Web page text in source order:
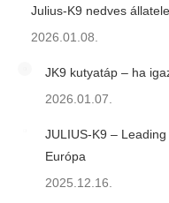
Julius-K9 nedves
2026.01.08.
JK9 kutyatáp – ha
2026.01.07.
JULIUS-K9 –
Európa
2025.12.16.